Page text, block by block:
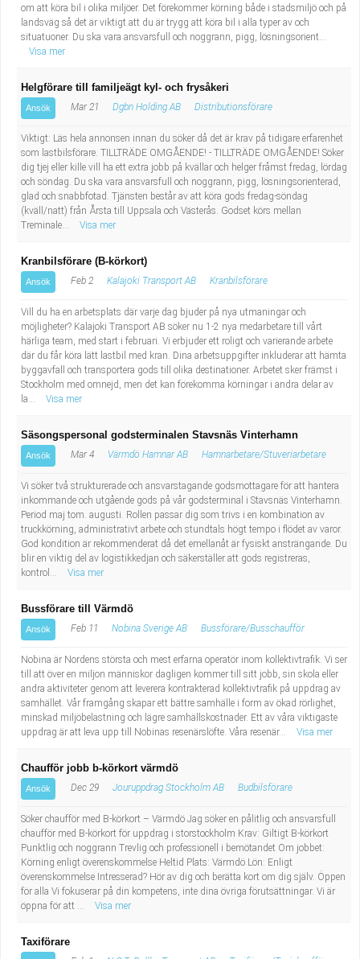
om att köra bil i olika miljöer. Det förekommer körning både i stadsmiljö och på
landsväg så det är viktigt att du är trygg att köra bil i alla typer av och
situatuoner. Du ska vara ansvarsfull och noggrann, pigg, lösningsorient...
Visa mer
Helgförare till familjeägt kyl- och frysåkeri
Ansök Mar 21 Dgbn Holding AB Distributionsförare
Viktigt: Läs hela annonsen innan du söker då det är krav på tidigare erfarenhet
som lastbilsförare. TILLTRÄDE OMGÅENDE! - TILLTRÄDE OMGÅENDE! Söker
dig tjej eller kille vill ha ett extra jobb på kvällar och helger fråmst fredag, lördag
och söndag. Du ska vara ansvarsfull och noggrann, pigg, lösningsorienterad,
glad och snabbfotad. Tjänsten består av att köra gods fredag-söndag
(kväll/natt) från Årsta till Uppsala och Västerås. Godset körs mellan
Treminale...
Visa mer
Kranbilsförare (B-körkort)
Ansök Feb 2 Kalajoki Transport AB Kranbilsförare
Vill du ha en arbetsplats där varje dag bjuder på nya utmaningar och
möjligheter? Kalajoki Transport AB söker nu 1-2 nya medarbetare till vårt
härliga team, med start i februari. Vi erbjuder ett roligt och varierande arbete
där du får köra lätt lastbil med kran. Dina arbetsuppgifter inkluderar att hämta
byggavfall och transportera gods till olika destinationer. Arbetet sker främst i
Stockholm med omnejd, men det kan förekomma körningar i andra delar av
la...
Visa mer
Säsongspersonal godsterminalen Stavsnäs Vinterhamn
Ansök Mar 4 Värmdö Hamnar AB Hamnarbetare/Stuveriarbetare
Vi söker två strukturerade och ansvarstagande godsmottagare för att hantera
inkommande och utgående gods på vår godsterminal i Stavsnäs Vinterhamn.
Period maj tom. augusti. Rollen passar dig som trivs i en kombination av
truckkörning, administrativt arbete och stundtals högt tempo i flödet av varor.
God kondition är rekommenderat då det emellanåt är fysiskt ansträngande. Du
blir en viktig del av logistikkedjan och säkerställer att gods registreras,
kontrol...
Visa mer
Bussförare till Värmdö
Ansök Feb 11 Nobina Sverige AB Bussförare/Busschaufför
Nobina är Nordens största och mest erfarna operatör inom kollektivtrafik. Vi ser
till att över en miljon människor dagligen kommer till sitt jobb, sin skola eller
andra aktiviteter genom att leverera kontrakterad kollektivtrafik på uppdrag av
samhället. Vår framgång skapar ett bättre samhälle i form av ökad rörlighet,
minskad miljöbelastning och lägre samhällskostnader. Ett av våra viktigaste
uppdrag är att leva upp till Nobinas resenärslöfte. Våra resenär...
Visa mer
Chaufför jobb b-körkort värmdö
Ansök Dec 29 Jouruppdrag Stockholm AB Budbilsförare
Söker chaufför med B-körkort – Värmdö Jag söker en pålitlig och ansvarsfull
chaufför med B-körkort för uppdrag i storstockholm Krav: Giltigt B-körkort
Punktlig och noggrann Trevlig och professionell i bemötandet Om jobbet:
Körning enligt överenskommelse Heltid Plats: Värmdö Lön: Enligt
överenskommelse Intresserad? Hör av dig och berätta kort om dig själv. Öppen
för alla Vi fokuserar på din kompetens, inte dina övriga förutsättningar. Vi är
öppna för att ...
Visa mer
Taxiförare